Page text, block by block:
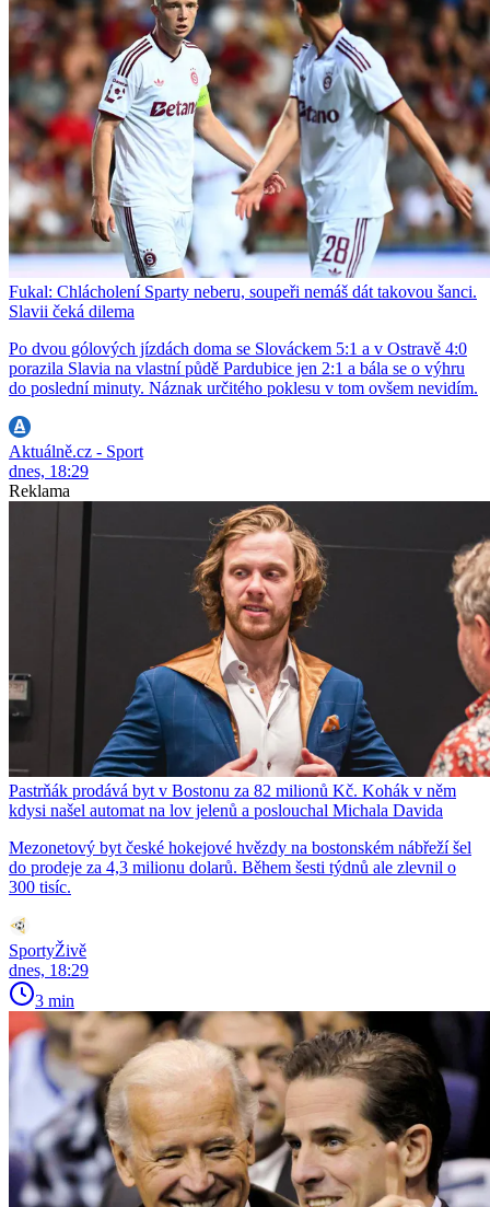
Fukal: Chlácholení Sparty neberu, soupeři nemáš dát takovou šanci.
Slavii čeká dilema
Po dvou gólových jízdách doma se Slováckem 5:1 a v Ostravě 4:0
porazila Slavia na vlastní půdě Pardubice jen 2:1 a bála se o výhru
do poslední minuty. Náznak určitého poklesu v tom ovšem nevidím.
Aktuálně.cz - Sport
dnes, 18:29
Reklama
Pastrňák prodává byt v Bostonu za 82 milionů Kč. Kohák v něm
kdysi našel automat na lov jelenů a poslouchal Michala Davida
Mezonetový byt české hokejové hvězdy na bostonském nábřeží šel
do prodeje za 4,3 milionu dolarů. Během šesti týdnů ale zlevnil o
300 tisíc.
SportyŽivě
dnes, 18:29
3 min